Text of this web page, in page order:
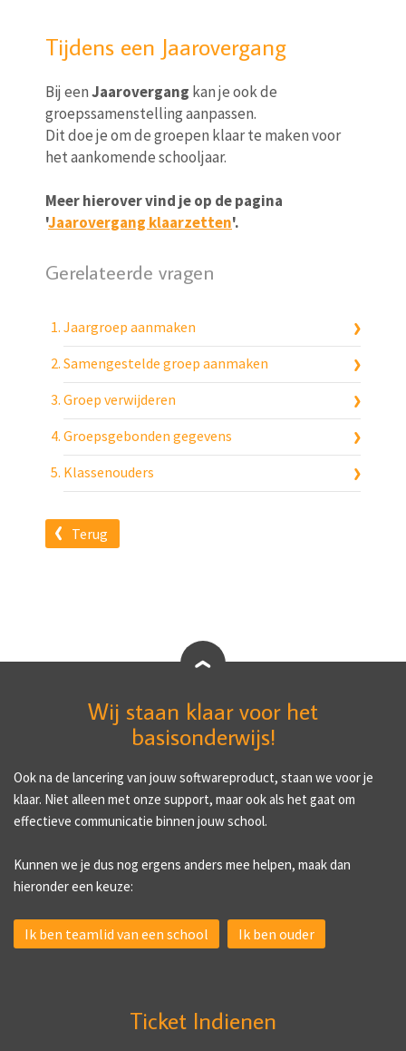
Tijdens een Jaarovergang
Bij eenJaarovergang kan je ook de
groepssamenstelling aanpassen.
Dit doe je om de groepen klaar te maken voor
het aankomende schooljaar.
Meer hierover vind je op de pagina
'Jaarovergang klaarzetten'.
Gerelateerde vragen
Jaargroep aanmaken
Samengestelde groep aanmaken
Groep verwijderen
Groepsgebonden gegevens
Klassenouders
Terug
Wij staan klaar voor het
basisonderwijs!
Ook na de lancering van jouw softwareproduct, staan we voor je
klaar. Niet alleen met onze support, maar ook als het gaat om
effectieve communicatie binnen jouw school.
Kunnen we je dus nog ergens anders mee helpen, maak dan
hieronder een keuze:
Ik ben teamlid van een school Ik ben ouder
Ticket Indienen